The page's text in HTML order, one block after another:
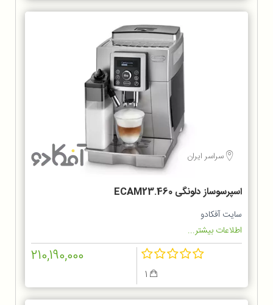
سراسر ایران
اسپرسوساز دلونگی ECAM23.460
سایت آفکادو
اطلاعات بیشتر...
210,190,000